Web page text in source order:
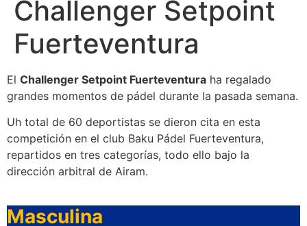
Challenger Setpoint
Fuerteventura
El Challenger Setpoint Fuerteventura ha regalado
grandes momentos de pádel durante la pasada semana.
Uh total de 60 deportistas se dieron cita en esta
competición en el club Baku Pádel Fuerteventura,
repartidos en tres categorías, todo ello bajo la
dirección arbitral de Airam.
Masculina